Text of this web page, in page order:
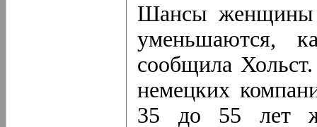
Шансы женщины
уменьшаются,
сообщила
немецких
35 до 55 лет